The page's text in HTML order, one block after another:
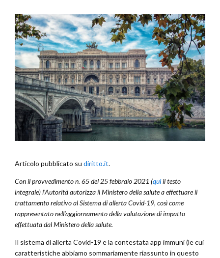
Articolo pubblicato su diritto.it.
Con il provvedimento n. 65 del 25 febbraio 2021 (quiil testo
integrale) l’Autorità autorizza il Ministero della salute a effettuare il
trattamento relativo al Sistema di allerta Covid-19, così come
rappresentato nell’aggiornamento della valutazione di impatto
effettuata dal Ministero della salute.
Il sistema di allerta Covid-19 e la contestata app immuni (le cui
caratteristiche abbiamo sommariamente riassunto in questo